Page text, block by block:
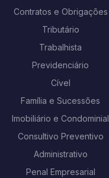
Contratos e Obrigações
Tributário
Trabalhista
Previdenciário
Cível
Família e Sucessões
Imobiliário e Condominial
Consultivo Preventivo
Administrativo
Penal Empresarial